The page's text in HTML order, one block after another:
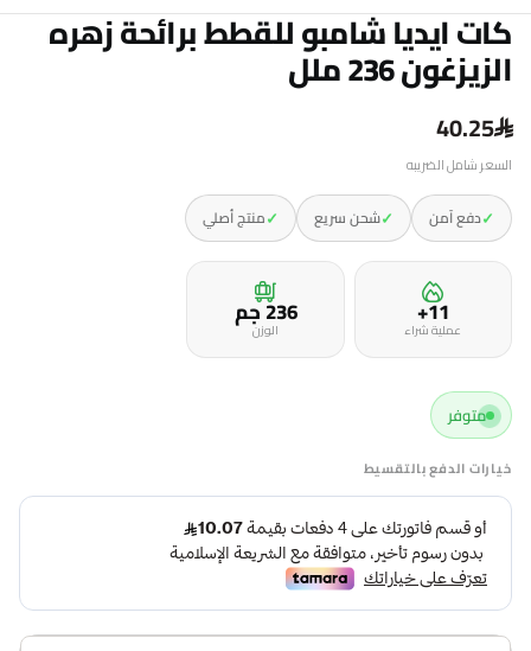
كات ايديا شامبو للقطط برائحة زهره
الزيزغون 236 ملل
40.25
السعر شامل الضريبه
✓دفع آمن ✓شحن سريع ✓منتج أصلي
11+
عملية شراء 236 جمالوزن
متوفر
خيارات الدفع بالتقسيط